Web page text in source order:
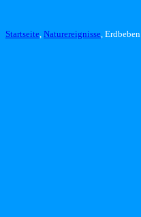
Startseite, Naturereignisse, Erdbeben